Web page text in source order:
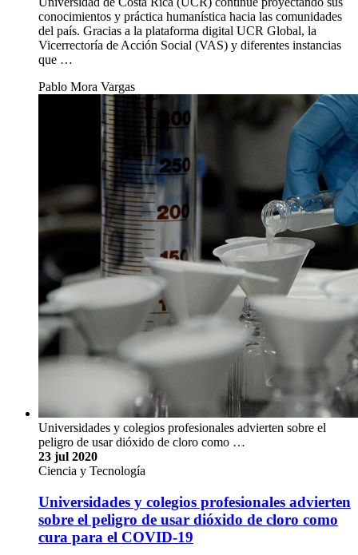
conocimientos y práctica humanística hacia las comunidades
del país. Gracias a la plataforma digital UCR Global, la
Vicerrectoría de Acción Social (VAS) y diferentes instancias
que …
Pablo Mora Vargas
Universidades y colegios profesionales advierten sobre el
peligro de usar dióxido de cloro como …
23 jul 2020
Ciencia y Tecnología
Universidades y colegios profesionales advierten
sobre el peligro de usar dióxido de cloro como
cura para el COVID-19